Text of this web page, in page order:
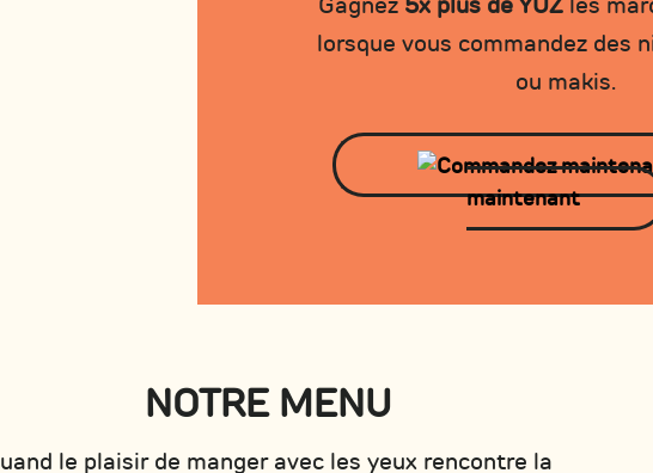
lorsque vous commandez des
ou makis.
maintenant
NOTRE MENU
le plaisir de manger avec les yeux rencontre la